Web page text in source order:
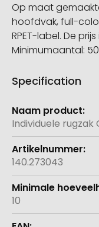
Op maat
hoofdvak, full-
RPET-label. De
Minimumaantal:
Specification
Meer
informatie
Individuele rugzak
140.273043
10